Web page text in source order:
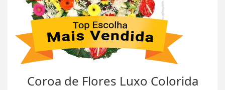
Coroa de Flores Luxo Colorida